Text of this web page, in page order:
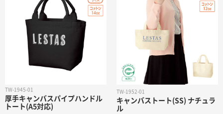
TW-1945-01
厚手キャンバスパイプハンドル
トート(A5対応)
TW-1952-01
キャンバストート(SS) ナチュラ
ル